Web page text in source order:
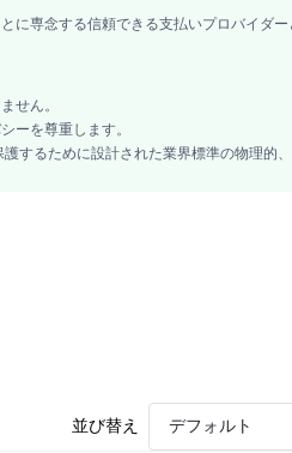
に専念する信頼できる支払いプロバイダ
せん。
ーを尊重します。
するために設計された業界標準の物理的
並び替え デフォルト